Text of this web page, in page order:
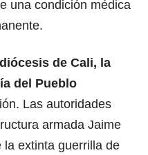
una condición médica
de Cali, la
del Pueblo
Las autoridades
armada Jaime
extinta guerrilla de